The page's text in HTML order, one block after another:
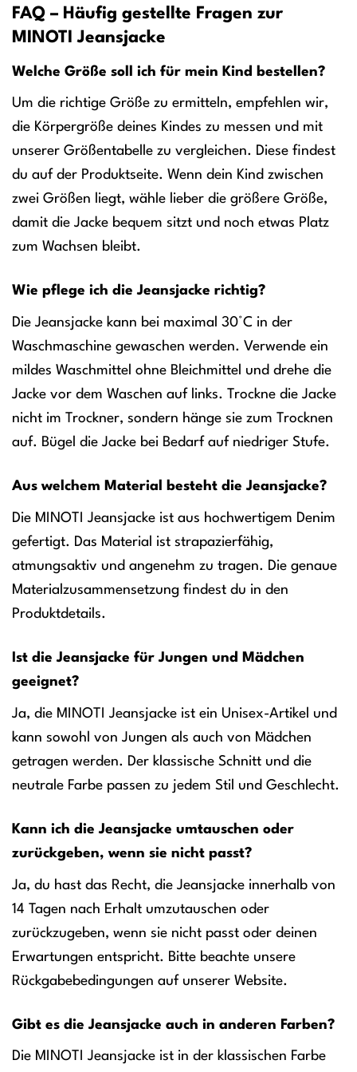
FAQ – Häufig gestellte Fragen zur
MINOTI Jeansjacke
Welche Größe soll ich für mein Kind bestellen?
Um die richtige Größe zu ermitteln, empfehlen wir,
die Körpergröße deines Kindes zu messen und mit
unserer Größentabelle zu vergleichen. Diese findest
du auf der Produktseite. Wenn dein Kind zwischen
zwei Größen liegt, wähle lieber die größere Größe,
damit die Jacke bequem sitzt und noch etwas Platz
zum Wachsen bleibt.
Wie pflege ich die Jeansjacke richtig?
Die Jeansjacke kann bei maximal 30°C in der
Waschmaschine gewaschen werden. Verwende ein
mildes Waschmittel ohne Bleichmittel und drehe die
Jacke vor dem Waschen auf links. Trockne die Jacke
nicht im Trockner, sondern hänge sie zum Trocknen
auf. Bügel die Jacke bei Bedarf auf niedriger Stufe.
Aus welchem Material besteht die Jeansjacke?
Die MINOTI Jeansjacke ist aus hochwertigem Denim
gefertigt. Das Material ist strapazierfähig,
atmungsaktiv und angenehm zu tragen. Die genaue
Materialzusammensetzung findest du in den
Produktdetails.
Ist die Jeansjacke für Jungen und Mädchen
geeignet?
Ja, die MINOTI Jeansjacke ist ein Unisex-Artikel und
kann sowohl von Jungen als auch von Mädchen
getragen werden. Der klassische Schnitt und die
neutrale Farbe passen zu jedem Stil und Geschlecht.
Kann ich die Jeansjacke umtauschen oder
zurückgeben, wenn sie nicht passt?
Ja, du hast das Recht, die Jeansjacke innerhalb von
14 Tagen nach Erhalt umzutauschen oder
zurückzugeben, wenn sie nicht passt oder deinen
Erwartungen entspricht. Bitte beachte unsere
Rückgabebedingungen auf unserer Website.
Gibt es die Jeansjacke auch in anderen Farben?
Die MINOTI Jeansjacke ist in der klassischen Farbe